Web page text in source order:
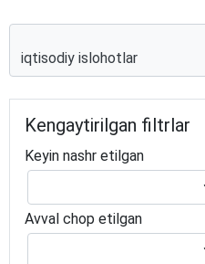
Kengaytirilgan filtrlar
Keyin nashr etilgan
Avval chop etilgan